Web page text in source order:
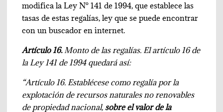
modifica la Ley N° 141 de 1994, que establece las
tasas de estas regalías, ley que se puede encontrar
con un buscador en internet.
Artículo 16.Monto de las regalías. El artículo 16 de
la Ley 141 de 1994 quedará así:
“Artículo 16. Establécese como regalía por la
explotación de recursos naturales no renovables
de propiedad nacional,sobre el valor de la